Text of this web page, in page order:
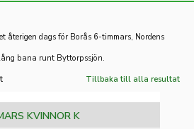
återigen dags för Borås 6-timmars, Nordens
bana runt Byttorpssjön.
Tillbaka till alla resultat
KVINNOR K